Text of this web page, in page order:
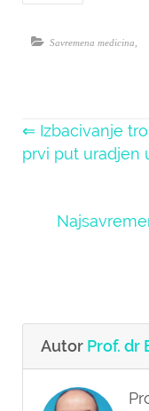
Savremena medicina
⇐ Izbacivanje
prvi put uradjen
Autor Prof. dr